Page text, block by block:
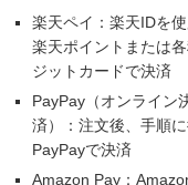
楽天ペイ：楽天IDを
楽天ポイントまたは
ジットカードで決済
PayPay（オンライン
済）：注文後、手順
PayPayで決済
Amazon Pay：